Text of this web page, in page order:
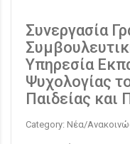
Συνεργασία
Υπηρεσία
Ψυχολογίας
Παιδείας και
Category: Νέα/